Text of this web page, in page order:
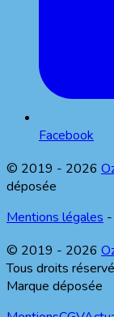
Facebook
© 2019 - 2026
déposée
Mentions légales -
© 2019 - 2026
Tous droits
Marque déposée